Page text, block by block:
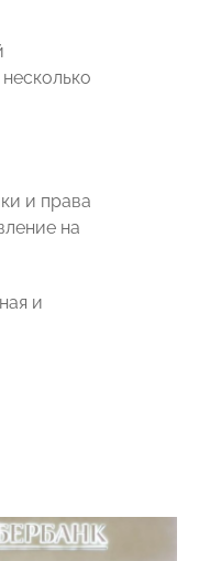
и права
на
и